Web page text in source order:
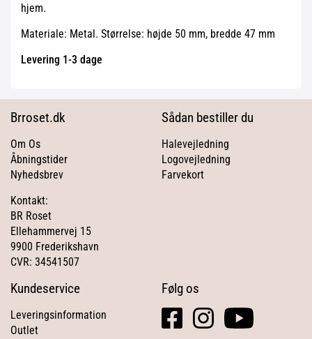
hjem.
Materiale: Metal. Størrelse: højde 50 mm, bredde 47 mm
Levering 1-3 dage
Brroset.dk
Om Os
Åbningstider
Nyhedsbrev
Kontakt:
BR Roset
Ellehammervej 15
9900 Frederikshavn
CVR: 34541507
Sådan bestiller du
Halevejledning
Logovejledning
Farvekort
Kundeservice
Leveringsinformation
Outlet
Følg os
facebook
square
instagramyoutube